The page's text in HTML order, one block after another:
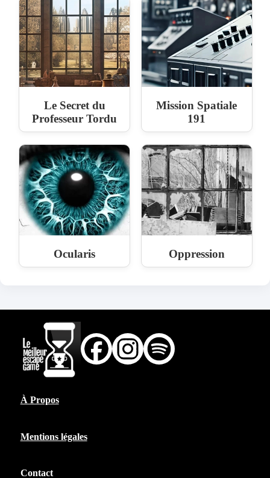
Le Secret du
Professeur Tordu
Mission Spatiale
191
Ocularis Oppression
À Propos
Mentions légales
Contact